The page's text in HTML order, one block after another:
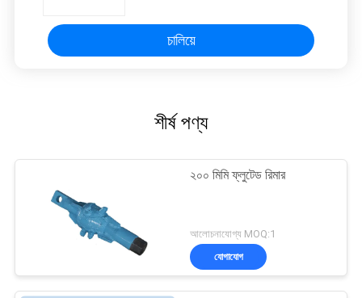
চালিয়ে
শীর্ষ পণ্য
২০০ মিমি ফ্লুটেড রিমার
আলোচনাযোগ্য MOQ:1
যোগাযোগ